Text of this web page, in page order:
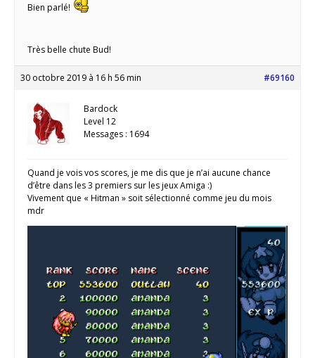
Bien parlé!
Très belle chute Bud!
30 octobre 2019 à 16 h 56 min #69160
Bardock
Level 12
Messages : 1694
Quand je vois vos scores, je me dis que je n’ai aucune chance
d’être dans les 3 premiers sur les jeux Amiga :)
Vivement que « Hitman » soit sélectionné comme jeu du mois
mdr